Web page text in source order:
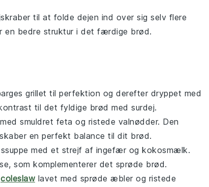
til at folde dejen ind over sig selv flere
en bedre struktur i det færdige brød.
grillet til perfektion og derefter dryppet med
til det fyldige brød med surdej.
med smuldret feta og ristede valnødder. Den
skaber en perfekt balance til dit brød.
med et strejf af ingefær og kokosmælk.
som komplementerer det sprøde brød.
coleslaw lavet med sprøde æbler og ristede